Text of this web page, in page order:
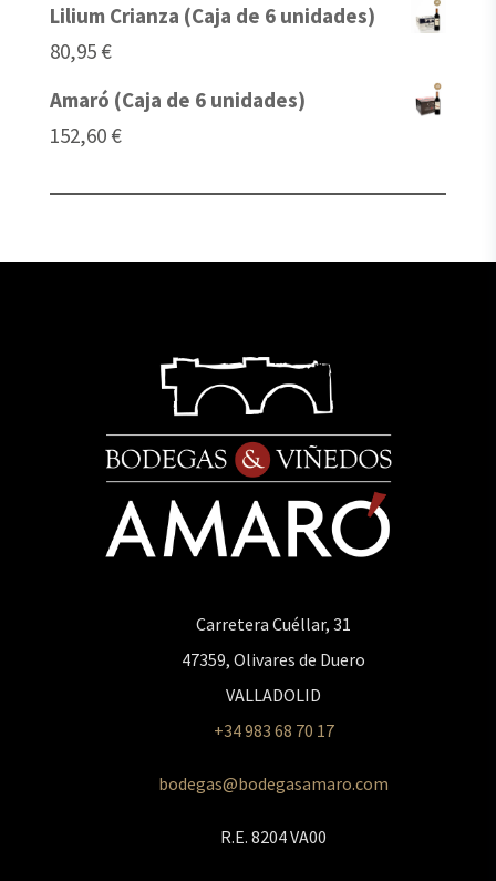
Lilium Crianza (Caja de 6 unidades)
80,95 €
Amaró (Caja de 6 unidades)
152,60 €
Carretera Cuéllar, 31
47359, Olivares de Duero
VALLADOLID
+34 983 68 70 17
bodegas@bodegasamaro.com
R.E. 8204 VA00